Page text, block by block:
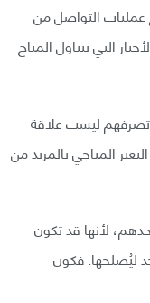
التواصل من
التي تتناول المناخ
ليست علاقة
المناخي بالمزيد من
لأنها قد تكون
ليُصلحها. فكون